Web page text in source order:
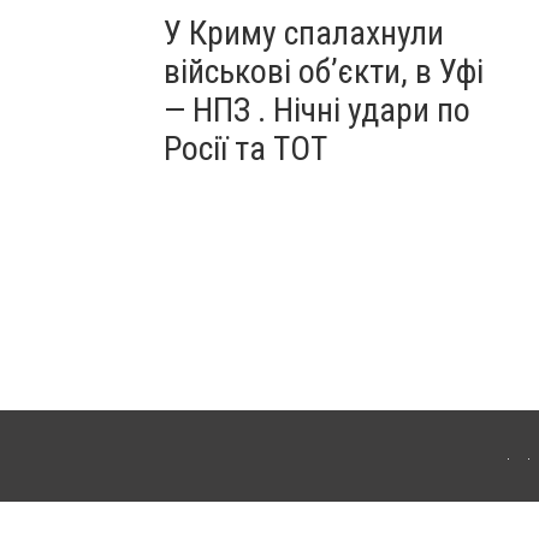
У Криму спалахнули
військові об’єкти, в Уфі
— НПЗ . Нічні удари по
Росії та ТОТ